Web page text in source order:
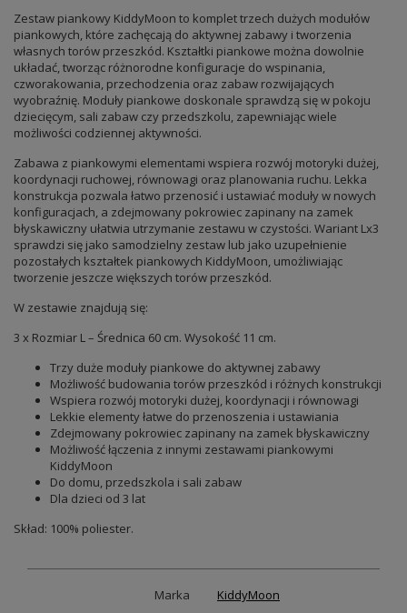
Zestaw piankowy KiddyMoon to komplet trzech dużych modułów
piankowych, które zachęcają do aktywnej zabawy i tworzenia
własnych torów przeszkód. Kształtki piankowe można dowolnie
układać, tworząc różnorodne konfiguracje do wspinania,
czworakowania, przechodzenia oraz zabaw rozwijających
wyobraźnię. Moduły piankowe doskonale sprawdzą się w pokoju
dziecięcym, sali zabaw czy przedszkolu, zapewniając wiele
możliwości codziennej aktywności.
Zabawa z piankowymi elementami wspiera rozwój motoryki dużej,
koordynacji ruchowej, równowagi oraz planowania ruchu. Lekka
konstrukcja pozwala łatwo przenosić i ustawiać moduły w nowych
konfiguracjach, a zdejmowany pokrowiec zapinany na zamek
błyskawiczny ułatwia utrzymanie zestawu w czystości. Wariant Lx3
sprawdzi się jako samodzielny zestaw lub jako uzupełnienie
pozostałych kształtek piankowych KiddyMoon, umożliwiając
tworzenie jeszcze większych torów przeszkód.
W zestawie znajdują się:
3 x Rozmiar L – Średnica 60 cm. Wysokość 11 cm.
Trzy duże moduły piankowe do aktywnej zabawy
Możliwość budowania torów przeszkód i różnych konstrukcji
Wspiera rozwój motoryki dużej, koordynacji i równowagi
Lekkie elementy łatwe do przenoszenia i ustawiania
Zdejmowany pokrowiec zapinany na zamek błyskawiczny
Możliwość łączenia z innymi zestawami piankowymi
KiddyMoon
Do domu, przedszkola i sali zabaw
Dla dzieci od 3 lat
Skład: 100% poliester.
Marka
KiddyMoon